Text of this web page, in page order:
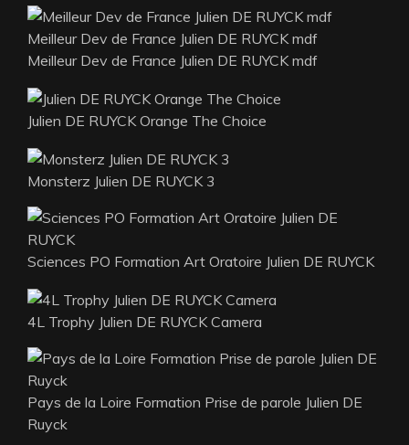
Meilleur Dev de France Julien DE RUYCK mdf
Meilleur Dev de France Julien DE RUYCK mdf
Julien DE RUYCK Orange The Choice
Monsterz Julien DE RUYCK 3
Sciences PO Formation Art Oratoire Julien DE RUYCK
4L Trophy Julien DE RUYCK Camera
Pays de la Loire Formation Prise de parole Julien DE
Ruyck